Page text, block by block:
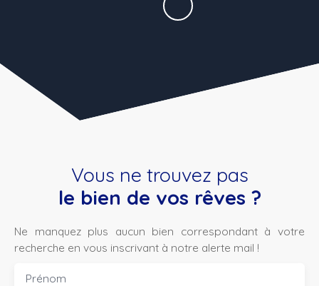
Vous ne trouvez pas
le bien de vos rêves ?
Ne manquez plus aucun bien correspondant à votre
recherche en vous inscrivant à notre alerte mail !
Prénom